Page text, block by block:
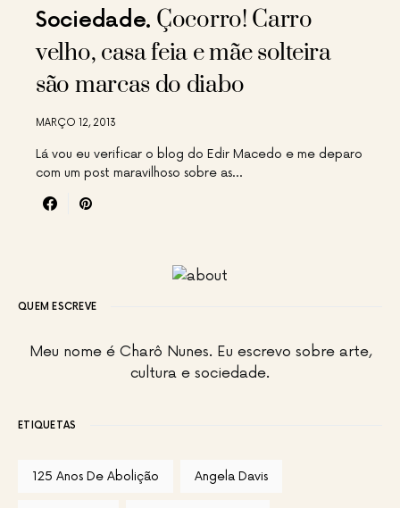
Sociedade Çocorro! Carro
velho, casa feia e mãe solteira
são marcas do diabo
MARÇO 12, 2013
Lá vou eu verificar o blog do Edir Macedo e me deparo
com um post maravilhoso sobre as…
QUEM ESCREVE
Meu nome é Charô Nunes. Eu escrevo sobre arte,
cultura e sociedade.
ETIQUETAS
125 Anos De Abolição Angela Davis